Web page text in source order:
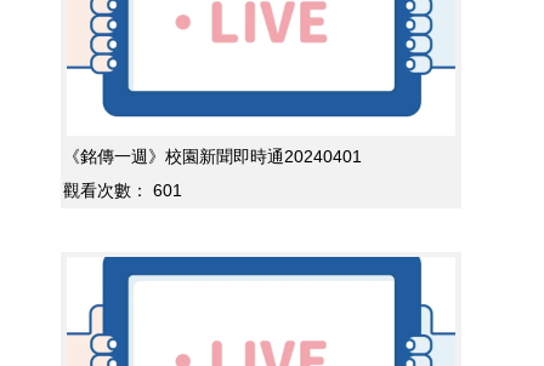
《銘傳一週》校園新聞即時通20240401
觀看次數：
601